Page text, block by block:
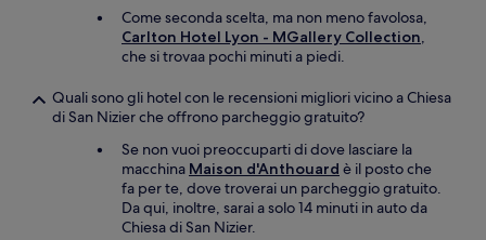
Come seconda scelta, ma non meno favolosa,
Carlton Hotel Lyon - MGallery Collection,
che si trovaa pochi minuti a piedi.
Quali sono gli hotel con le recensioni migliori vicino a Chiesa
di San Nizier che offrono parcheggio gratuito?
Se non vuoi preoccuparti di dove lasciare la
macchina Maison d'Anthouard è il posto che
fa per te, dove troverai un parcheggio gratuito.
Da qui, inoltre, sarai a solo 14 minuti in auto da
Chiesa di San Nizier.